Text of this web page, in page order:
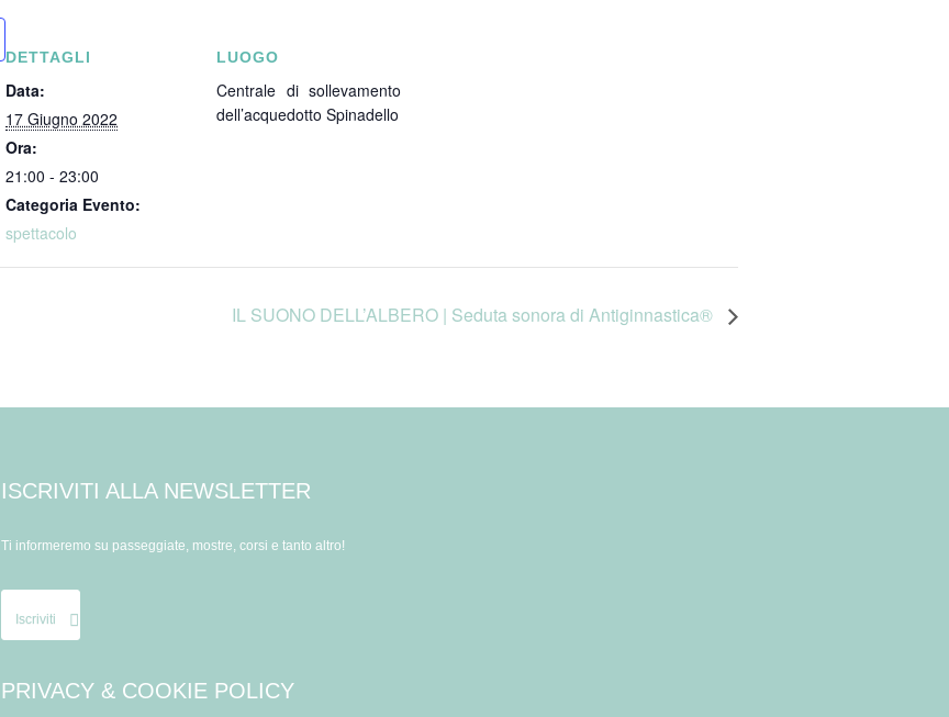
DETTAGLI
Data:
17 Giugno 2022
Ora:
21:00 - 23:00
Categoria Evento:
spettacolo
LUOGO
Centrale di sollevamento
dell’acquedotto Spinadello
IL SUONO DELL’ALBERO | Seduta sonora di Antiginnastica®
ISCRIVITI ALLA NEWSLETTER
Ti informeremo su passeggiate, mostre, corsi e tanto altro!
Iscriviti
PRIVACY & COOKIE POLICY